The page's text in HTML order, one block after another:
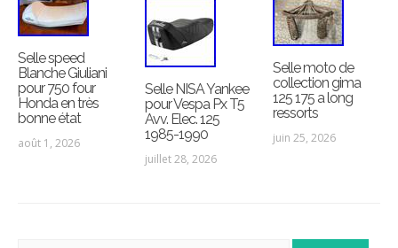
Selle speed
Blanche Giuliani
pour 750 four
Honda en très
bonne état
août 1, 2026
Selle NISA Yankee
pour Vespa Px T5
Avv. Elec. 125
1985-1990
juillet 28, 2026
Selle moto de
collection gima
125 175 a long
ressorts
juin 25, 2026